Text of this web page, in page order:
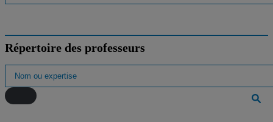
Répertoire des professeurs